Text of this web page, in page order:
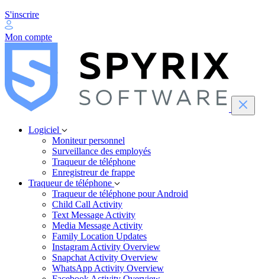
S'inscrire
Mon compte
Logiciel
Moniteur personnel
Surveillance des employés
Traqueur de téléphone
Enregistreur de frappe
Traqueur de téléphone
Traqueur de téléphone pour Android
Child Call Activity
Text Message Activity
Media Message Activity
Family Location Updates
Instagram Activity Overview
Snapchat Activity Overview
WhatsApp Activity Overview